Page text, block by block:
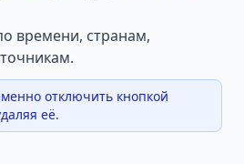
времени, странам,
отключить кнопкой
её.